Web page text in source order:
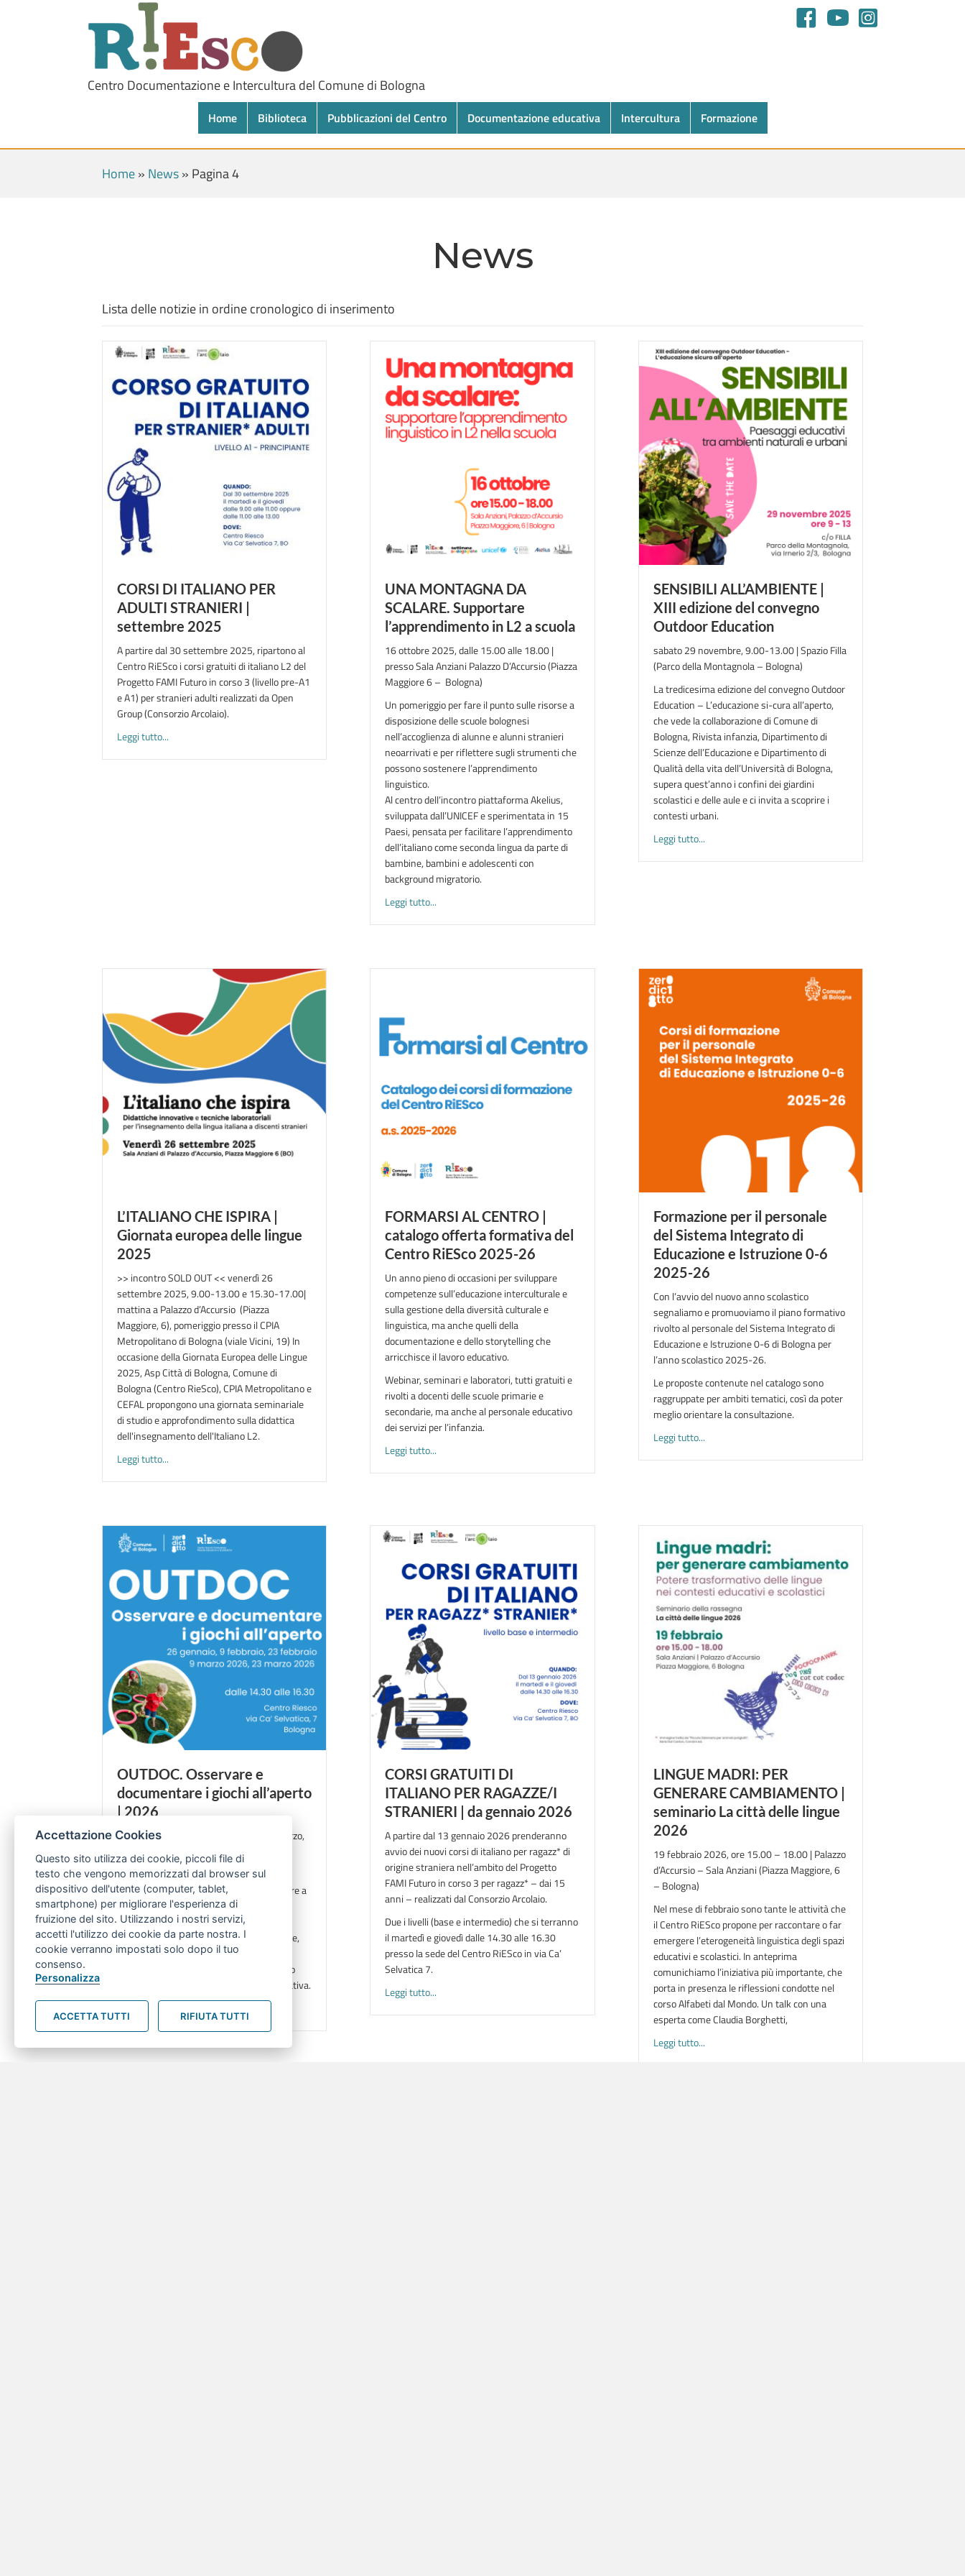
Centro Documentazione e Intercultura del Comune di Bologna
Home Biblioteca Pubblicazioni del Centro Documentazione educativa Intercultura Formazione
Home» News» Pagina 4
News
Lista delle notizie in ordine cronologico di inserimento
CORSI DI ITALIANO PER
ADULTI STRANIERI |
settembre 2025
A partire dal 30 settembre 2025, ripartono al
Centro RiESco i corsi gratuiti di italiano L2 del
Progetto FAMI Futuro in corso 3 (livello pre-A1
e A1) per stranieri adulti realizzati da Open
Group (Consorzio Arcolaio).
Leggi tutto... about CORSI DI ITALIANO PER ADULTI STRANIERI | settembre 2025
UNA MONTAGNA DA
SCALARE. Supportare
l’apprendimento in L2 a scuola
16 ottobre 2025, dalle 15.00 alle 18.00 |
presso Sala Anziani Palazzo D’Accursio (Piazza
Maggiore 6 – Bologna)
Un pomeriggio per fare il punto sulle risorse a
disposizione delle scuole bolognesi
nell’accoglienza di alunne e alunni stranieri
neoarrivati e per riflettere sugli strumenti che
possono sostenere l’apprendimento
linguistico.
Al centro dell’incontro piattaforma Akelius,
sviluppata dall’UNICEF e sperimentata in 15
Paesi, pensata per facilitare l’apprendimento
dell’italiano come seconda lingua da parte di
bambine, bambini e adolescenti con
background migratorio.
Leggi tutto...
SENSIBILI ALL’AMBIENTE |
XIII edizione del convegno
Outdoor Education
sabato 29 novembre, 9.00-13.00 | Spazio Filla
(Parco della Montagnola – Bologna)
La tredicesima edizione del convegno Outdoor
Education – L’educazione si-cura all’aperto,
che vede la collaborazione di Comune di
Bologna, Rivista infanzia, Dipartimento di
Scienze dell’Educazione e Dipartimento di
Qualità della vita dell’Università di Bologna,
supera quest’anno i confini dei giardini
scolastici e delle aule e ci invita a scoprire i
contesti urbani.
Leggi tutto...about SENSIBILI ALL’AMBIENTE | XIII edizione del convegno
L’ITALIANO CHE ISPIRA |
Giornata europea delle lingue
2025
>> incontro SOLD OUT << venerdì 26
settembre 2025, 9.00-13.00 e 15.30-17.00|
mattina a Palazzo d’Accursio (Piazza
Maggiore, 6), pomeriggio presso il CPIA
Metropolitano di Bologna (viale Vicini, 19) In
occasione della Giornata Europea delle Lingue
2025, Asp Città di Bologna, Comune di
Bologna (Centro RieSco), CPIA Metropolitano e
CEFAL propongono una giornata seminariale
di studio e approfondimento sulla didattica
dell'insegnamento dell'Italiano L2.
Leggi tutto... about L’ITALIANO CHE ISPIRA | Giornata europea delle lingue 2025
FORMARSI AL CENTRO |
catalogo offerta formativa del
Centro RiESco 2025-26
Un anno pieno di occasioni per sviluppare
competenze sull’educazione interculturale e
sulla gestione della diversità culturale e
linguistica, ma anche quelli della
documentazione e dello storytelling che
arricchisce il lavoro educativo.
Webinar, seminari e laboratori, tutti gratuiti e
rivolti a docenti delle scuole primarie e
secondarie, ma anche al personale educativo
dei servizi per l’infanzia.
Leggi tutto...
Formazione per il personale
del Sistema Integrato di
Educazione e Istruzione 0-6
2025-26
Con l’avvio del nuovo anno scolastico
segnaliamo e promuoviamo il piano formativo
rivolto al personale del Sistema Integrato di
Educazione e Istruzione 0-6 di Bologna per
l’anno scolastico 2025-26.
Le proposte contenute nel catalogo sono
raggruppate per ambiti tematici, così da poter
meglio orientare la consultazione.
Leggi tutto...about Formazione per il personale del Sistema Integrato di
OUTDOC. Osservare e
documentare i giochi all’aperto
| 2026
26 gennaio, 9 febbraio, 23 febbraio, 9 marzo,
23 marzo 2026 > ore 14.30-16.30 | c/o
Centro RiESco
Partecipare a questo corso significa entrare a
contatto con strumenti e metodi per
osservare e documentare le esperienze
all’aperto e costruire, in forma laboratoriale,
dei racconti capaci di restituirne la densità
educativa, per farne memoria e allo stesso
tempo per orientare la progettualità educativa.
Leggi tutto...
about OUTDOC. Osservare e documentare i giochi all’aperto | 2026
CORSI GRATUITI DI
ITALIANO PER RAGAZZE/I
STRANIERI | da gennaio 2026
A partire dal 13 gennaio 2026 prenderanno
avvio dei nuovi corsi di italiano per ragazz* di
origine straniera nell’ambito del Progetto
FAMI Futuro in corso 3 per ragazz* – dai 15
anni – realizzati dal Consorzio Arcolaio.
Due i livelli (base e intermedio) che si terranno
il martedì e giovedì dalle 14.30 alle 16.30
presso la sede del Centro RiESco in via Ca’
Selvatica 7.
Leggi tutto... about CORSI GRATUITI DI ITALIANO PER RAGAZZE/I STRANIERI | da gennaio 2026
LINGUE MADRI: PER
GENERARE CAMBIAMENTO |
seminario La città delle lingue
2026
19 febbraio 2026, ore 15.00 – 18.00 | Palazzo
d’Accursio – Sala Anziani (Piazza Maggiore, 6
– Bologna)
Nel mese di febbraio sono tante le attività che
il Centro RiESco propone per raccontare o far
emergere l’eterogeneità linguistica degli spazi
educativi e scolastici. In anteprima
comunichiamo l’iniziativa più importante, che
porta in presenza le riflessioni condotte nel
corso Alfabeti dal Mondo. Un talk con una
esperta come Claudia Borghetti,
Leggi tutto...about LINGUE MADRI: PER GENERARE CAMBIAMENTO |
Accettazione Cookies
Questo sito utilizza dei cookie, piccoli file di
testo che vengono memorizzati dal browser sul
dispositivo dell'utente (computer, tablet,
smartphone) per migliorare l'esperienza di
fruizione del sito. Utilizzando i nostri servizi,
accetti l'utilizzo dei cookie da parte nostra. I
cookie verranno impostati solo dopo il tuo
consenso.
Personalizza
ACCETTA TUTTI RIFIUTA TUTTI